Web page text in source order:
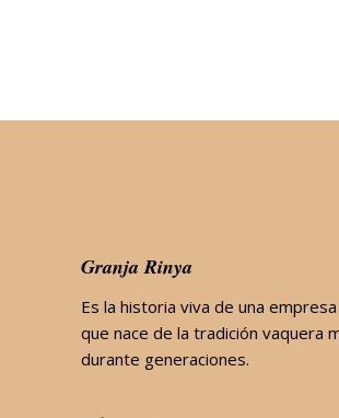
Granja Rinya
Es la historia viva de una
que nace de la tradición vaquera
durante generaciones.